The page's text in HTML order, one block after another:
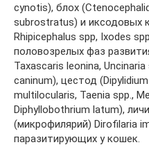
cynotis), блох
subrostratus) и иксодовых
Rhipicephalus spp, Ixodes
половозрелых фаз
Taxascaris leonina,
caninum), цестод
multilocularis, Taenia spp.,
Diphyllobothrium latum),
(микрофилярий) Dirofilaria
паразитирующих у кошек.